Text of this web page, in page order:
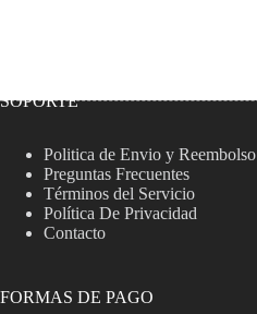
SOPORTE
Politica de Envio y Reembolso
Preguntas Frecuentes
Términos del Servicio
Política De Privacidad
Contacto
FORMAS DE PAGO